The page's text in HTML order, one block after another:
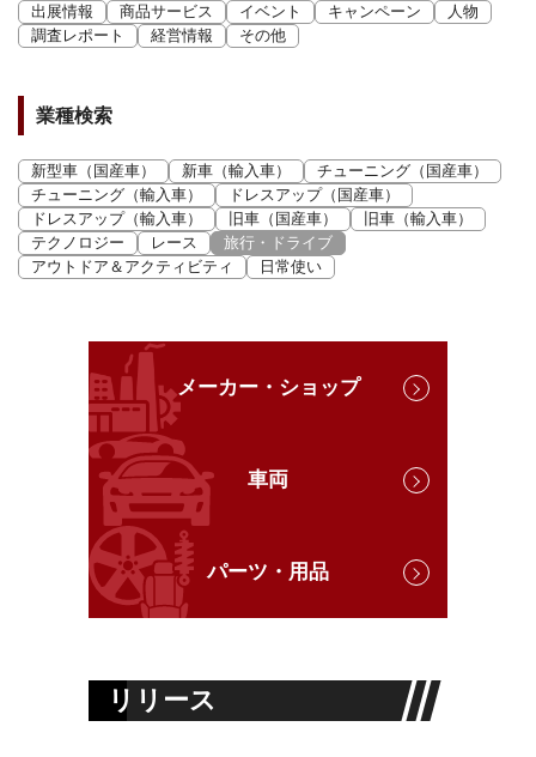
出展情報 商品サービス イベント キャンペーン
人物
調査レポート
経営情報 その他
業種検索
新型車（国産車） 新車（輸入車）
チューニング（国産車）
チューニング（輸入車）
ドレスアップ（国産車）
ドレスアップ（輸入車）
旧車（国産車）
旧車（輸入車）
テクノロジー
レース
旅行・ドライブ
アウトドア＆アクティビティ
日常使い
メーカー・ショップ
車両
パーツ・用品
リリース